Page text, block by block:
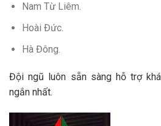
Nam Từ Liêm.
Hoài Đức.
Hà Đông.
Đội ngũ luôn sẵn sàng hỗ trợ
ngắn nhất.